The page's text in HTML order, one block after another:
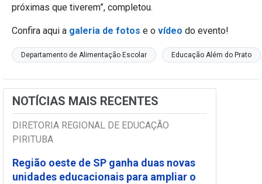
próximas que tiverem”, completou.
Confira aqui a galeria de fotos e o vídeo do evento!
Departamento de Alimentação Escolar Educação Além do Prato
NOTÍCIAS MAIS RECENTES
DIRETORIA REGIONAL DE EDUCAÇÃO
PIRITUBA
Região oeste de SP ganha duas novas
unidades educacionais para ampliar o